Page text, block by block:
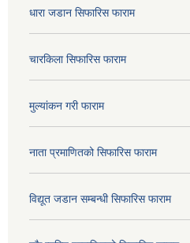
धारा जडान सिफारिस फाराम
चारकिला सिफारिस फाराम
मुल्यांकन गरी फाराम
नाता प्रमाणितको सिफारिस फाराम
विद्यूत जडान सम्बन्धी सिफारिस फाराम